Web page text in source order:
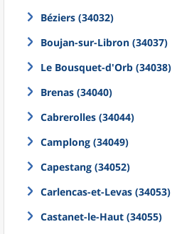
Béziers (34032)
Boujan-sur-Libron (34037)
Le Bousquet-d'Orb (34038)
Brenas (34040)
Cabrerolles (34044)
Camplong (34049)
Capestang (34052)
Carlencas-et-Levas (34053)
Castanet-le-Haut (34055)